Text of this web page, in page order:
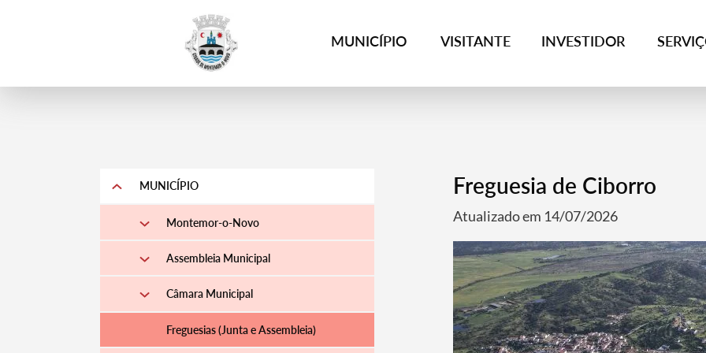
MUNICÍPIO VISITANTE INVESTIDOR
MUNICÍPIO
Montemor-o-Novo
Assembleia Municipal
Câmara Municipal
Freguesias (Junta e Assembleia)
Freguesia de Ciborro
Atualizado em 14/07/2026